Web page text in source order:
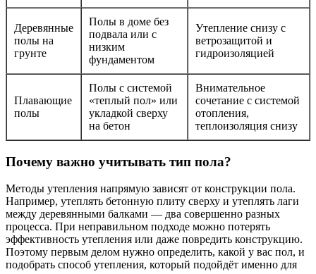
Деревянные
полы на
грунте
Полы в доме без
подвала или с
низким
фундаментом
Утепление снизу с
ветрозащитой и
гидроизоляцией
Плавающие
полы
Полы с системой
«теплый пол» или
укладкой сверху
на бетон
Внимательное
сочетание с системой
отопления,
теплоизоляция снизу
Почему важно учитывать тип пола?
Методы утепления напрямую зависят от конструкции пола.
Например, утеплять бетонную плиту сверху и утеплять лаги
между деревянными балками — два совершенно разных
процесса. При неправильном подходе можно потерять
эффективность утепления или даже повредить конструкцию.
Поэтому первым делом нужно определить, какой у вас пол, и
подобрать способ утепления, который подойдёт именно для